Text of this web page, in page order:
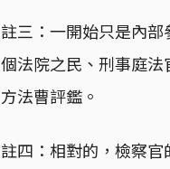
註三：一開始只是內
個法院之民、刑事庭
方法曹評鑑。
註四：相對的，檢察